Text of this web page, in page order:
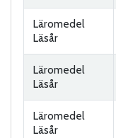
Läromedel
Läsår
Läromedel
Läsår
Läromedel
Läsår